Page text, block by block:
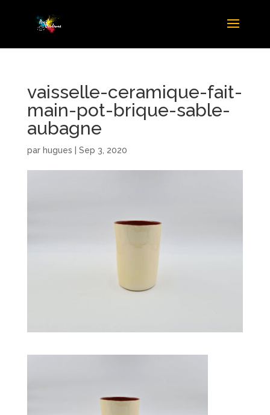
vaisselle-ceramique-fait-
main-pot-brique-sable-
aubagne
par hugues Sep 3, 2020